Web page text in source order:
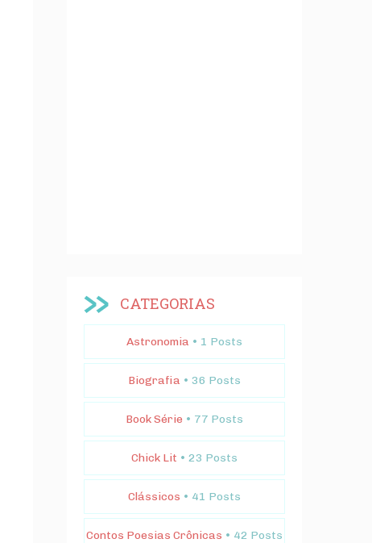
CATEGORIAS
Astronomia • 1 Posts
Biografia • 36 Posts
Book Série • 77 Posts
Chick Lit • 23 Posts
Clássicos • 41 Posts
Contos Poesias Crônicas • 42 Posts